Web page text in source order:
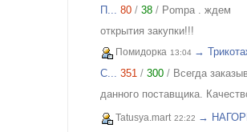
оперативно отвечает на
Спасибо!!!
П... 80 / 38 / Pompa . ждем
открытия закупки!!!
Помидорка 13:04 →
C... 351 / 300 / Всегда
данного поставщика.
отличное, всем довольна!
Tatusya.mart 22:22 →